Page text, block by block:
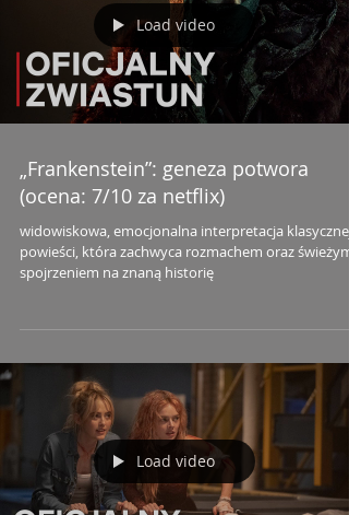
Load video
„Frankenstein”: geneza potwora
(ocena: 7/10 za netflix)
widowiskowa, emocjonalna interpretacja klasycznej
powieści, która zachwyca rozmachem oraz świeżym
spojrzeniem na znaną historię
Load video